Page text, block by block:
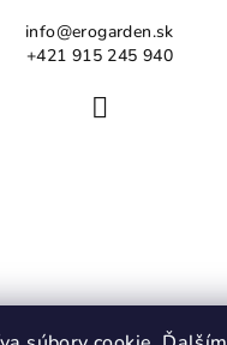
info@erogarden.sk
+421 915 245 940